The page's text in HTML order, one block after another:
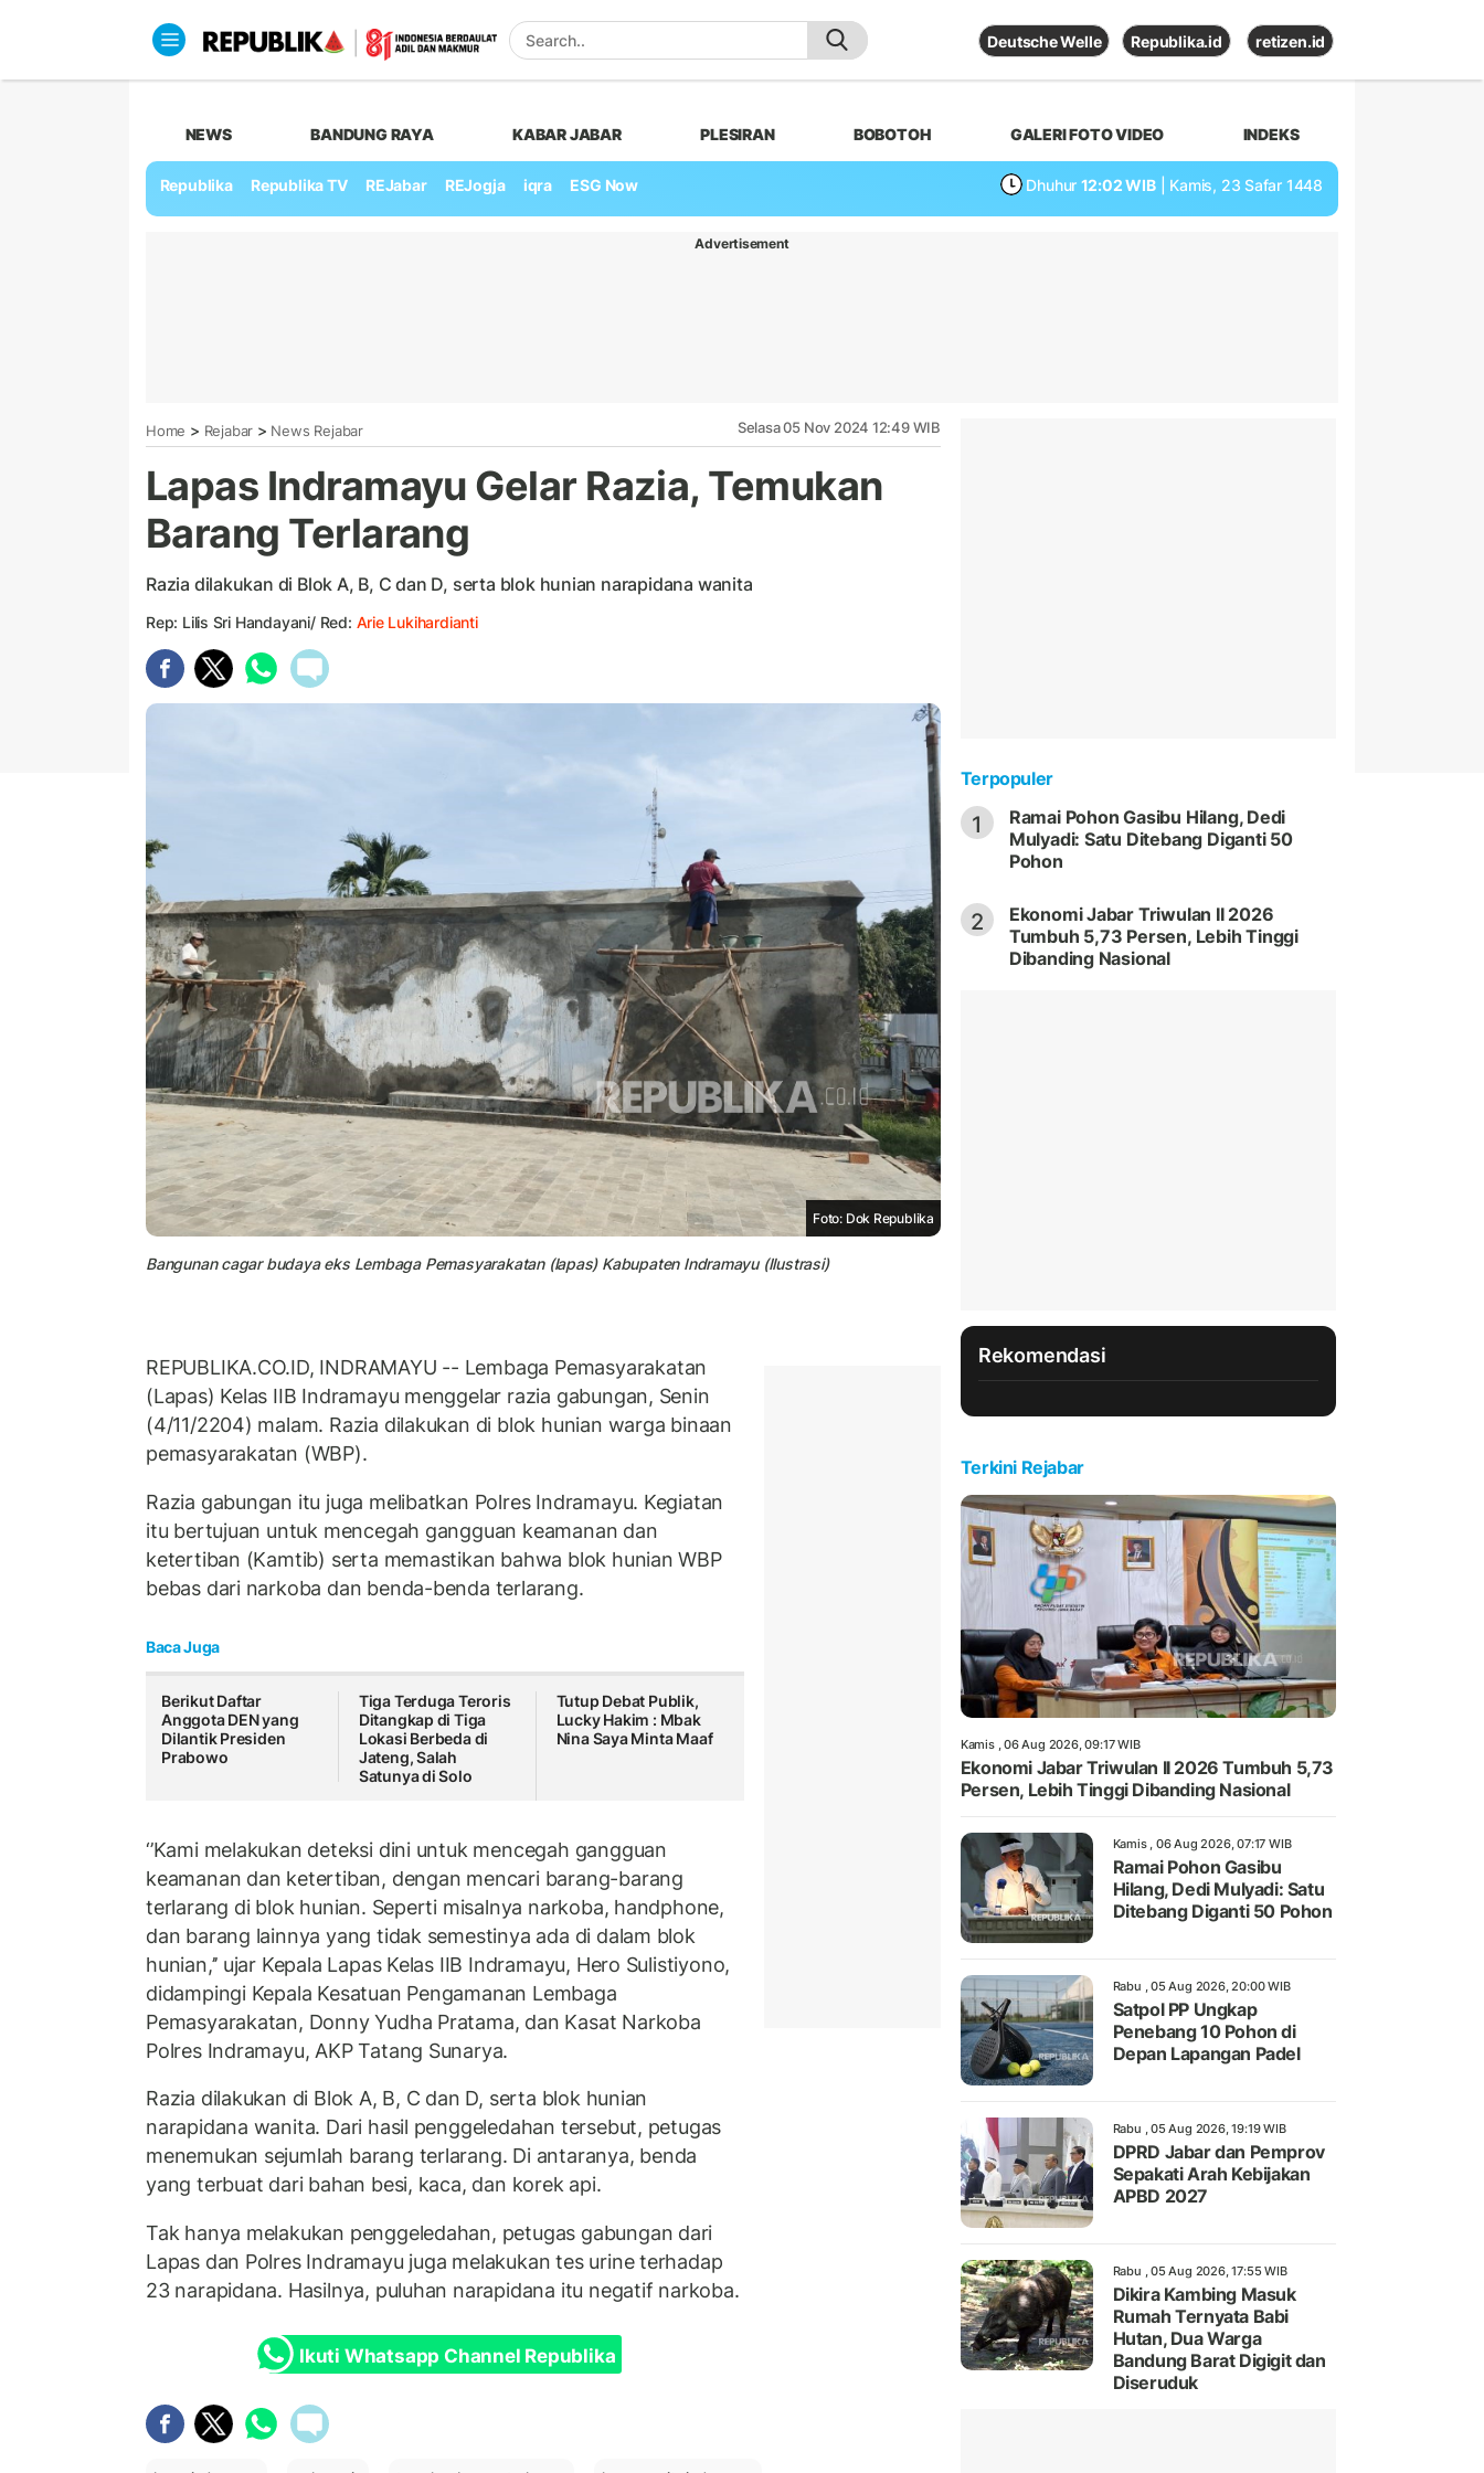
Deutsche Welle Republika.id retizen.id
NEWS BANDUNG RAYA KABAR JABAR PLESIRAN BOBOTOH GALERI FOTO VIDEO INDEKS
Republika Republika TV REJabar REJogja iqra ESG Now Dhuhur 12:02 WIB | Kamis, 23 Safar 1448
Advertisement
Home > Rejabar > News Rejabar Selasa 05 Nov 2024 12:49 WIB
Lapas Indramayu Gelar Razia, Temukan
Barang Terlarang
Razia dilakukan di Blok A, B, C dan D, serta blok hunian narapidana wanita
Rep: Lilis Sri Handayani/ Red: Arie Lukihardianti
Foto: Dok Republika
Bangunan cagar budaya eks Lembaga Pemasyarakatan (lapas) Kabupaten Indramayu (Ilustrasi)
REPUBLIKA.CO.ID, INDRAMAYU -- Lembaga Pemasyarakatan
(Lapas) Kelas IIB Indramayu menggelar razia gabungan, Senin
(4/11/2204) malam. Razia dilakukan di blok hunian warga binaan
pemasyarakatan (WBP).
Razia gabungan itu juga melibatkan Polres Indramayu. Kegiatan
itu bertujuan untuk mencegah gangguan keamanan dan
ketertiban (Kamtib) serta memastikan bahwa blok hunian WBP
bebas dari narkoba dan benda-benda terlarang.
Baca Juga
Berikut Daftar
Anggota DEN yang
Dilantik Presiden
Prabowo
Tiga Terduga Teroris
Ditangkap di Tiga
Lokasi Berbeda di
Jateng, Salah
Satunya di Solo
Tutup Debat Publik,
Lucky Hakim : Mbak
Nina Saya Minta Maaf
‘’Kami melakukan deteksi dini untuk mencegah gangguan
keamanan dan ketertiban, dengan mencari barang-barang
terlarang di blok hunian. Seperti misalnya narkoba, handphone,
dan barang lainnya yang tidak semestinya ada di dalam blok
hunian,’’ ujar Kepala Lapas Kelas IIB Indramayu, Hero Sulistiyono,
didampingi Kepala Kesatuan Pengamanan Lembaga
Pemasyarakatan, Donny Yudha Pratama, dan Kasat Narkoba
Polres Indramayu, AKP Tatang Sunarya.
Razia dilakukan di Blok A, B, C dan D, serta blok hunian
narapidana wanita. Dari hasil penggeledahan tersebut, petugas
menemukan sejumlah barang terlarang. Di antaranya, benda
yang terbuat dari bahan besi, kaca, dan korek api.
Tak hanya melakukan penggeledahan, petugas gabungan dari
Lapas dan Polres Indramayu juga melakukan tes urine terhadap
23 narapidana. Hasilnya, puluhan narapidana itu negatif narkoba.
Ikuti Whatsapp Channel Republika
Terpopuler
1
Ramai Pohon Gasibu Hilang, Dedi
Mulyadi: Satu Ditebang Diganti 50
Pohon
2
Ekonomi Jabar Triwulan II 2026
Tumbuh 5,73 Persen, Lebih Tinggi
Dibanding Nasional
Rekomendasi
Terkini Rejabar
Kamis , 06 Aug 2026, 09:17 WIB
Ekonomi Jabar Triwulan II 2026 Tumbuh 5,73
Persen, Lebih Tinggi Dibanding Nasional
Kamis , 06 Aug 2026, 07:17 WIB
Ramai Pohon Gasibu
Hilang, Dedi Mulyadi: Satu
Ditebang Diganti 50 Pohon
Rabu , 05 Aug 2026, 20:00 WIB
Satpol PP Ungkap
Penebang 10 Pohon di
Depan Lapangan Padel
Rabu , 05 Aug 2026, 19:19 WIB
DPRD Jabar dan Pemprov
Sepakati Arah Kebijakan
APBD 2027
Rabu , 05 Aug 2026, 17:55 WIB
Dikira Kambing Masuk
Rumah Ternyata Babi
Hutan, Dua Warga
Bandung Barat Digigit dan
Diseruduk